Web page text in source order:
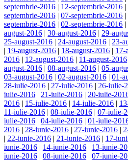
septembrie-2016 | 12-septembrie-2016 |
septembrie-2016 | 07-septembrie-2016 |
septembrie-2016 | 02-septembrie-2016 |
august-2016 | 30-august-2016 | 29-
25-august-2016 | 24-august-2016 | 23-
| 19-august-2016 | 18-august-2016 | 17-
2016 | 12-august-2016 | 11-august-2016
august-2016 | 08-august-2016 | 05-
03-august-2016 | 02-august-2016 | 01-
28-iulie-2016 | 27-iulie-2016 | 26-iulie-
iulie-2016 | 21-iulie-2016 | 20-iulie-
2016 | 15-iulie-2016 | 14-iulie-2016 |
11-iulie-2016 | 08-iulie-2016 | 07-iulie-
iulie-2016 | 04-iulie-2016 | 01-iulie-
2016 | 28-iunie-2016 | 27-iunie-2016 |
| 22-iunie-2016 | 21-iunie-2016 | 17-
iunie-2016 | 14-iunie-2016 | 13-iunie-
iunie-2016 | 08-iunie-2016 | 07-iunie-